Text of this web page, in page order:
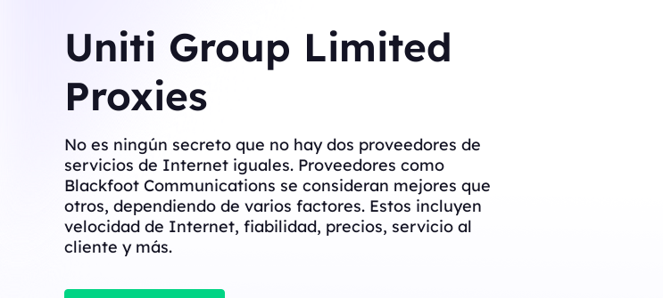
Uniti Group Limited
Proxies
No es ningún secreto que no hay dos proveedores de
servicios de Internet iguales. Proveedores como
Blackfoot Communications se consideran mejores que
otros, dependiendo de varios factores. Estos incluyen
velocidad de Internet, fiabilidad, precios, servicio al
cliente y más.